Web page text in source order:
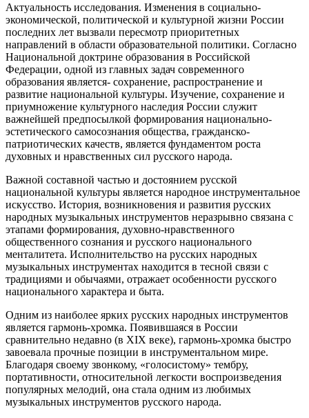
Актуальность исследования. Изменения в социально-
экономической, политической и культурной жизни России
последних лет вызвали пересмотр приоритетных
направлений в области образовательной политики. Согласно
Национальной доктрине образования в Российской
Федерации, одной из главных задач современного
образования является- сохранение, распространение и
развитие национальной культуры. Изучение, сохранение и
приумножение культурного наследия России служит
важнейшей предпосылкой формирования национально-
эстетического самосознания общества, гражданско-
патриотических качеств, является фундаментом роста
духовных и нравственных сил русского народа.
Важной составной частью и достоянием русской
национальной культуры является народное инструментальное
искусство. История, возникновения и развития русских
народных музыкальных инструментов неразрывно связана с
этапами формирования, духовно-нравственного
общественного сознания и русского национального
менталитета. Исполнительство на русских народных
музыкальных инструментах находится в тесной связи с
традициями и обычаями, отражает особенности русского
национального характера и быта.
Одним из наиболее ярких русских народных инструментов
является гармонь-хромка. Появившаяся в России
сравнительно недавно (в XIX веке), гармонь-хромка быстро
завоевала прочные позиции в инструментальном мире.
Благодаря своему звонкому, «голосистому» тембру,
портативности, относительной легкости воспроизведения
популярных мелодий, она стала одним из любимых
музыкальных инструментов русского народа.